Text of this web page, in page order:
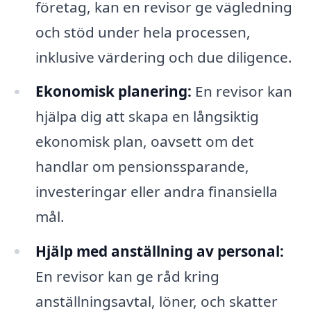
företag, kan en revisor ge vägledning
och stöd under hela processen,
inklusive värdering och due diligence.
Ekonomisk planering: En revisor kan
hjälpa dig att skapa en långsiktig
ekonomisk plan, oavsett om det
handlar om pensionssparande,
investeringar eller andra finansiella
mål.
Hjälp med anställning av personal:
En revisor kan ge råd kring
anställningsavtal, löner, och skatter